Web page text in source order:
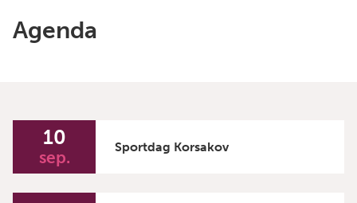
Agenda
10
sep.
Sportdag Korsakov